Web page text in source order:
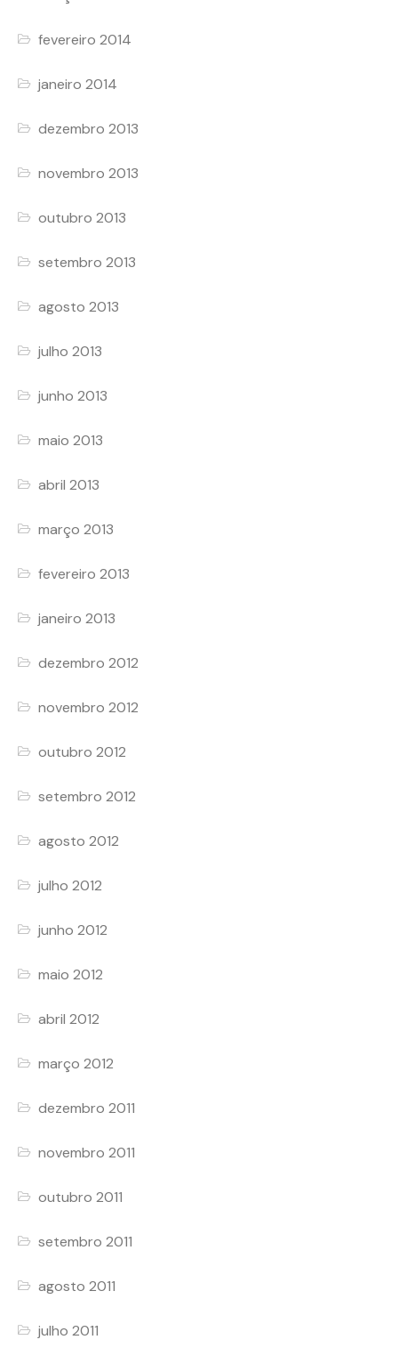
fevereiro 2014
janeiro 2014
dezembro 2013
novembro 2013
outubro 2013
setembro 2013
agosto 2013
julho 2013
junho 2013
maio 2013
abril 2013
março 2013
fevereiro 2013
janeiro 2013
dezembro 2012
novembro 2012
outubro 2012
setembro 2012
agosto 2012
julho 2012
junho 2012
maio 2012
abril 2012
março 2012
dezembro 2011
novembro 2011
outubro 2011
setembro 2011
agosto 2011
julho 2011